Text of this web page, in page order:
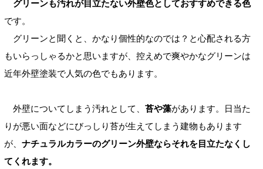
グリーンも汚れが目立たない外壁色としておすすめできる色
です。
グリーンと聞くと、かなり個性的なのでは？と心配される方
もいらっしゃるかと思いますが、控えめで爽やかなグリーンは
近年外壁塗装で人気の色でもあります。
外壁についてしまう汚れとして、 苔や藻があります。日当た
りが悪い面などにびっしり苔が生えてしまう建物もあります
が、 ナチュラルカラーのグリーン外壁ならそれを目立たなくし
てくれます。